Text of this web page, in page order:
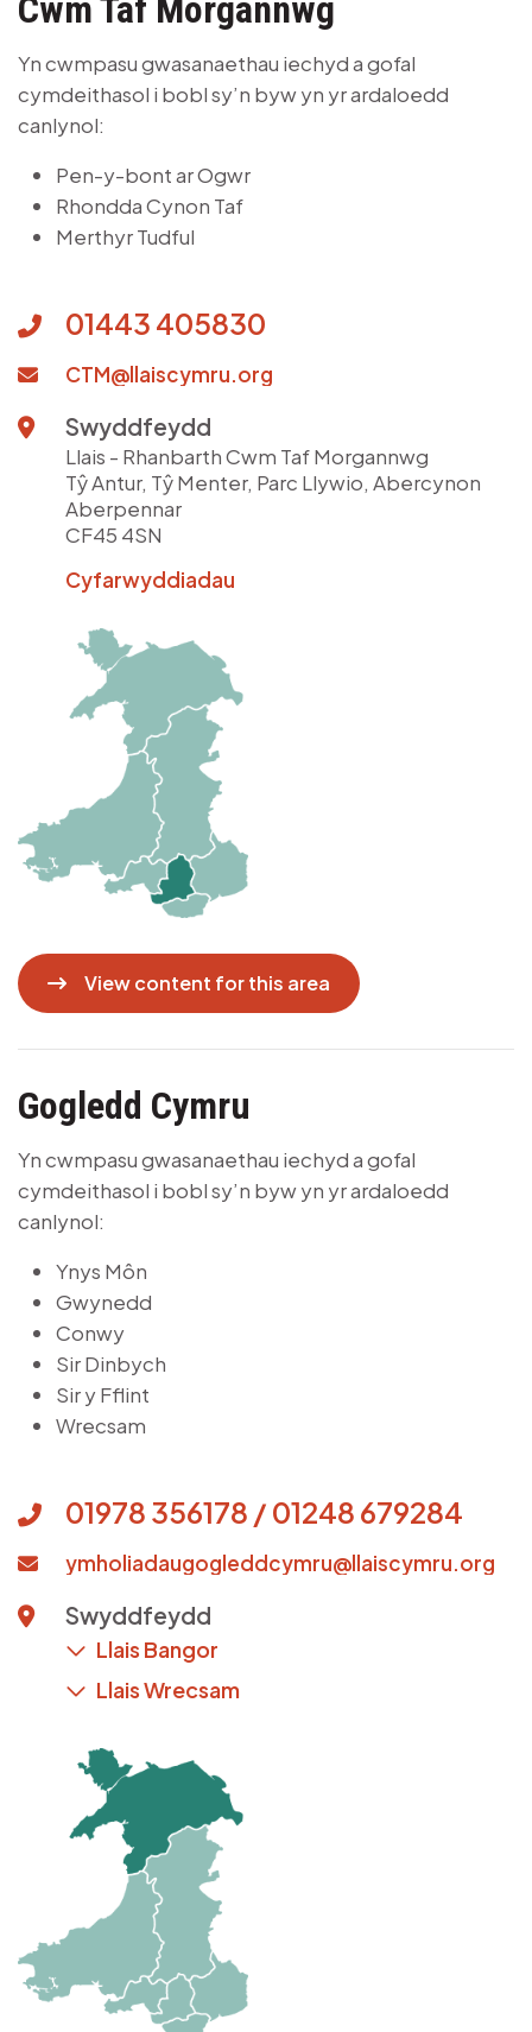
Yn cwmpasu gwasanaethau iechyd a gofal
cymdeithasol i bobl sy’n byw yn yr ardaloedd
canlynol:
Pen-y-bont ar Ogwr
Rhondda Cynon Taf
Merthyr Tudful
01443 405830
CTM@llaiscymru.org
Swyddfeydd
Llais - Rhanbarth Cwm Taf Morgannwg
Tŷ Antur, Tŷ Menter, Parc Llywio, Abercynon
Aberpennar
CF45 4SN
Cyfarwyddiadau
Delwedd
View content for this area
Gogledd Cymru
Yn cwmpasu gwasanaethau iechyd a gofal
cymdeithasol i bobl sy’n byw yn yr ardaloedd
canlynol:
Ynys Môn
Gwynedd
Conwy
Sir Dinbych
Sir y Fflint
Wrecsam
01978 356178 / 01248 679284
ymholiadaugogleddcymru@llaiscymru.org
Swyddfeydd
Llais Bangor
Llais Wrecsam
Delwedd